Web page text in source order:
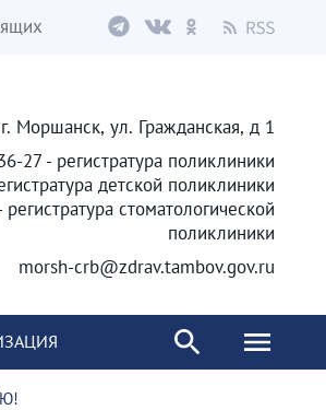
Моршанск, ул. Гражданская, д 1
27 - регистратура поликлиники
детской поликлиники
стоматологической
поликлиники
morsh-crb@zdrav.tambov.gov.ru